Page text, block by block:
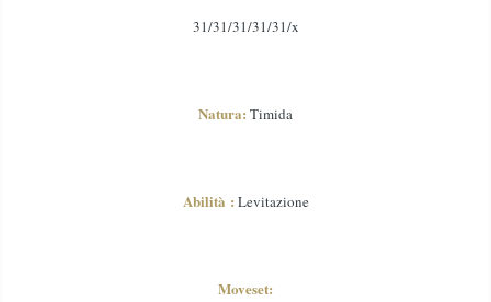
31/31/31/31/31/x
Natura: Timida
Abilità : Levitazione
Moveset: